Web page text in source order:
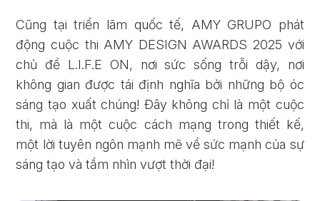
Cũng tại triển lãm quốc tế, AMY GRUPO phát
động cuộc thi AMY DESIGN AWARDS 2025 với
chủ đề L.I.F.E ON, nơi sức sống trỗi dậy, nơi
không gian được tái định nghĩa bởi những bộ óc
sáng tạo xuất chúng! Đây không chỉ là một cuộc
thi, mà là một cuộc cách mạng trong thiết kế,
một lời tuyên ngôn mạnh mẽ về sức mạnh của sự
sáng tạo và tầm nhìn vượt thời đại!